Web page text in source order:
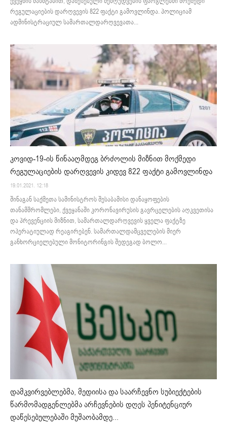
რეგულაციების დარღვევის 822 ფაქტი გამოვლინდა. პოლიციამ
ადმინისტრაციულ სამართალდარღვევათა...
კოვიდ-19-ის წინააღმდეგ ბრძოლის მიზნით მოქმედი
რეგულაციების დარღვევის კიდევ 822 ფაქტი გამოვლინდა
19.01.2021. 12:18
შინაგან საქმეთა სამინისტროს შესაბამისი დანაყოფების
თანამშრომლები, ქვეყანაში კორონავირუსის გავრცელების აღკვეთისა
და პრევენციის მიზნით, სამართალდარღვევის ყველა ფაქტზე
ოპერატიულად რეაგირებენ. სამართალდამცველების მიერ
განხორციელებული მონიტორინგის შედეგად ბოლო...
დამკვირვებლებმა, მედიისა და საარჩევნო სუბიექტების
წარმომადგენლებმა არჩევნების დღეს პენიტენციურ
დაწესებულებაში მუშაობამდე...